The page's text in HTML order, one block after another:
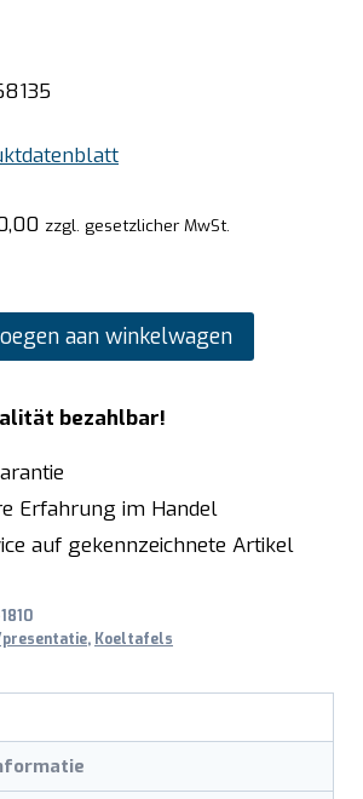
zzgl. gesetzlicher MwSt.
aan winkelwagen
bezahlbar!
Erfahrung im Handel
auf gekennzeichnete Artikel
presentatie, Koeltafels